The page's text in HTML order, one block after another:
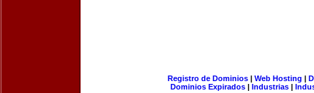
Registro de Dominios| Web Hosting |
Dominios Expirados | Industrias |